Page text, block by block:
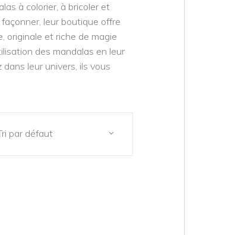
à colorier, à bricoler et
leur boutique offre
et riche de magie
des mandalas en leur
leur univers, ils vous
par défaut